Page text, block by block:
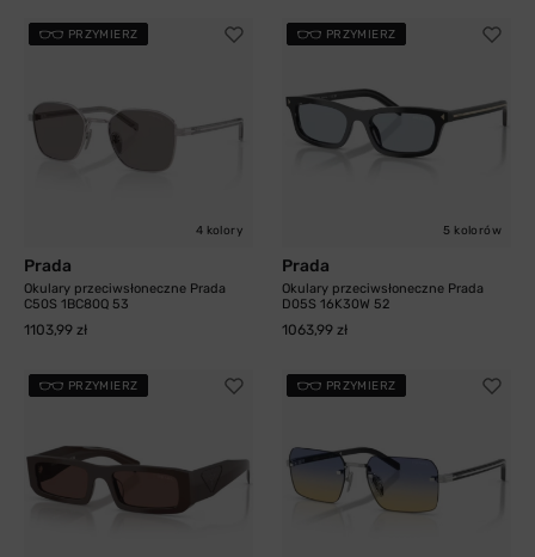
PRZYMIERZ
4 kolory
Prada
Okulary przeciwsłoneczne Prada
C50S 1BC80Q 53
1103,99 zł
PRZYMIERZ
5 kolorów
Prada
Okulary przeciwsłoneczne Prada
D05S 16K30W 52
1063,99 zł
PRZYMIERZ PRZYMIERZ